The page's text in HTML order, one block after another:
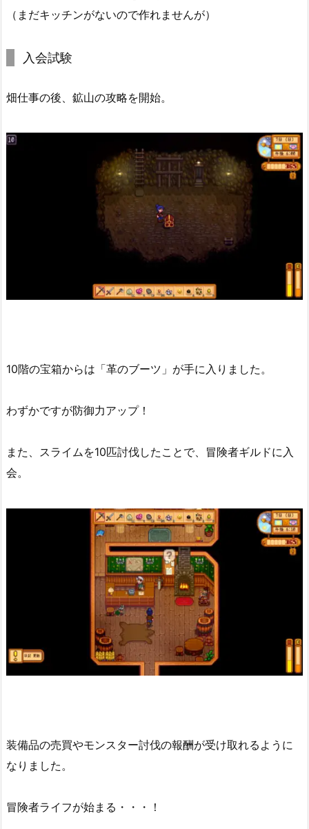
（まだキッチンがないので作れませんが）
入会試験
畑仕事の後、鉱山の攻略を開始。
10階の宝箱からは「革のブーツ」が手に入りました。
わずかですが防御力アップ！
また、スライムを10匹討伐したことで、冒険者ギルドに入
会。
装備品の売買やモンスター討伐の報酬が受け取れるように
なりました。
冒険者ライフが始まる・・・！